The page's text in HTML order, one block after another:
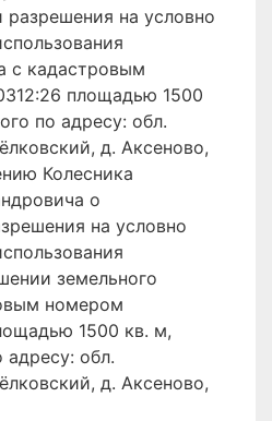
разрешения на условно
с кадастровым
площадью 1500
по адресу: обл.
д. Аксеново,
Колесника
о
на условно
земельного
номером
1500 кв. м,
адресу: обл.
д. Аксеново,